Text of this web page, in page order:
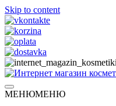
Skip to content
Интернет
Натуральная косметика
МЕНЮМЕНЮ